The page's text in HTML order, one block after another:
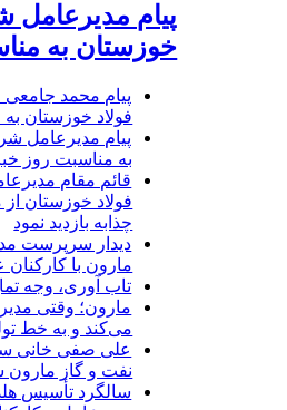
پیام مدیرعامل
خوزستان به
پیام محمد
فولاد خوزستان
پیام مدیرعامل
به مناسبت روز
قائم مقام
فولاد خوزستان
چذابه بازدید نمود
دیدار سرپرست
مارون با کارکنان
تاب آوری، وجه
مارون؛ وقتی
می‌کند و به خط
علی صفی خانی
نفت و گاز مارون
سالگرد تأسیس